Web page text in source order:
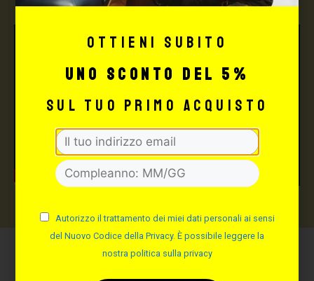
Ottieni subito
uno sconto del 5%
sul tuo primo acquisto
Autorizzo il trattamento dei miei dati personali ai sensi
del Nuovo Codice della Privacy. È possibile leggere la
nostra politica sulla privacy